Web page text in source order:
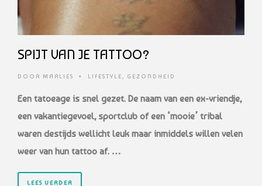
SPIJT VAN JE TATTOO?
DOOR MARLIES • LIFESTYLE, GEZONDHEID
Een tatoeage is snel gezet. De naam van een ex-vriendje,
een vakantiegevoel, sportclub of een ‘mooie’ tribal
waren destijds wellicht leuk maar inmiddels willen velen
weer van hun tattoo af. …
LEES VERDER